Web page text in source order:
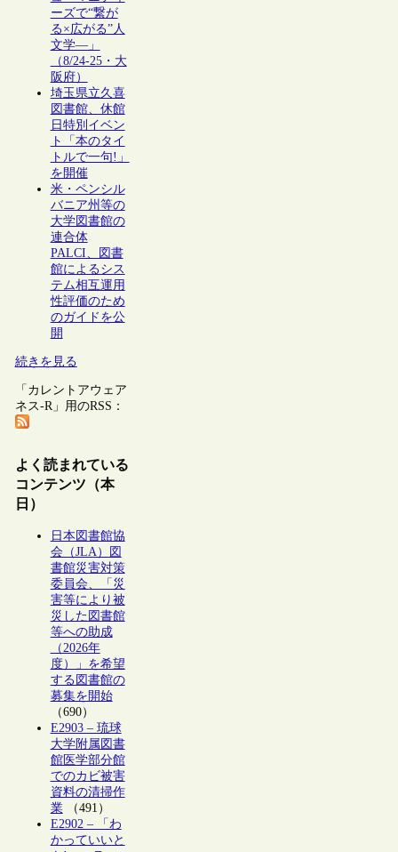
ーズで“繋が
る×広がる”人
文学―」
（8/24-25・大
阪府）
埼玉県立久喜
図書館、休館
日特別イベン
ト「本のタイ
トルで一句!」
を開催
米・ペンシル
バニア州等の
大学図書館の
連合体
PALCI、図書
館によるシス
テム相互運用
性評価のため
のガイドを公
開
続きを見る
「カレントアウェア
ネス-R」用のRSS：
よく読まれている
コンテンツ（本
日）
日本図書館協
会（JLA）図
書館災害対策
委員会、「災
害等により被
災した図書館
等への助成
（2026年
度）」を希望
する図書館の
募集を開始
（690）
E2903 – 琉球
大学附属図書
館医学部分館
でのカビ被害
資料の清掃作
業（491）
E2902 – 「わ
かっていいと